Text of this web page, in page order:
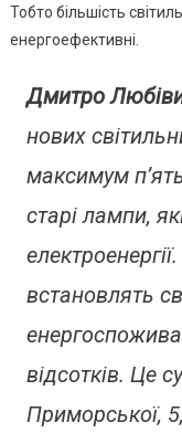
Тобто більшість
енергоефективні.
Дмитро
нових
максимум
старі лампи,
встановлять
відсотків. Це
Приморської,